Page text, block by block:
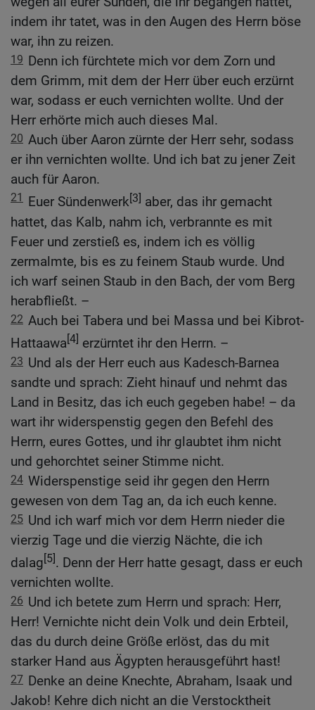
indem ihr tatet, was in den Augen des Herrn böse
war, ihn zu reizen.
19 Denn ich fürchtete mich vor dem Zorn und
dem Grimm, mit dem der Herr über euch erzürnt
war, sodass er euch vernichten wollte. Und der
Herr erhörte mich auch dieses Mal.
20 Auch über Aaron zürnte der Herr sehr, sodass
er ihn vernichten wollte. Und ich bat zu jener Zeit
auch für Aaron.
21 Euer Sündenwerk[3] aber, das ihr gemacht
hattet, das Kalb, nahm ich, verbrannte es mit
Feuer und zerstieß es, indem ich es völlig
zermalmte, bis es zu feinem Staub wurde. Und
ich warf seinen Staub in den Bach, der vom Berg
herabfließt. –
22 Auch bei Tabera und bei Massa und bei Kibrot-
Hattaawa[4] erzürntet ihr den Herrn. –
23 Und als der Herr euch aus Kadesch-Barnea
sandte und sprach: Zieht hinauf und nehmt das
Land in Besitz, das ich euch gegeben habe! – da
wart ihr widerspenstig gegen den Befehl des
Herrn, eures Gottes, und ihr glaubtet ihm nicht
und gehorchtet seiner Stimme nicht.
24 Widerspenstige seid ihr gegen den Herrn
gewesen von dem Tag an, da ich euch kenne.
25 Und ich warf mich vor dem Herrn nieder die
vierzig Tage und die vierzig Nächte, die ich
dalag[5]. Denn der Herr hatte gesagt, dass er euch
vernichten wollte.
26 Und ich betete zum Herrn und sprach: Herr,
Herr! Vernichte nicht dein Volk und dein Erbteil,
das du durch deine Größe erlöst, das du mit
starker Hand aus Ägypten herausgeführt hast!
27 Denke an deine Knechte, Abraham, Isaak und
Jakob! Kehre dich nicht an die Verstocktheit